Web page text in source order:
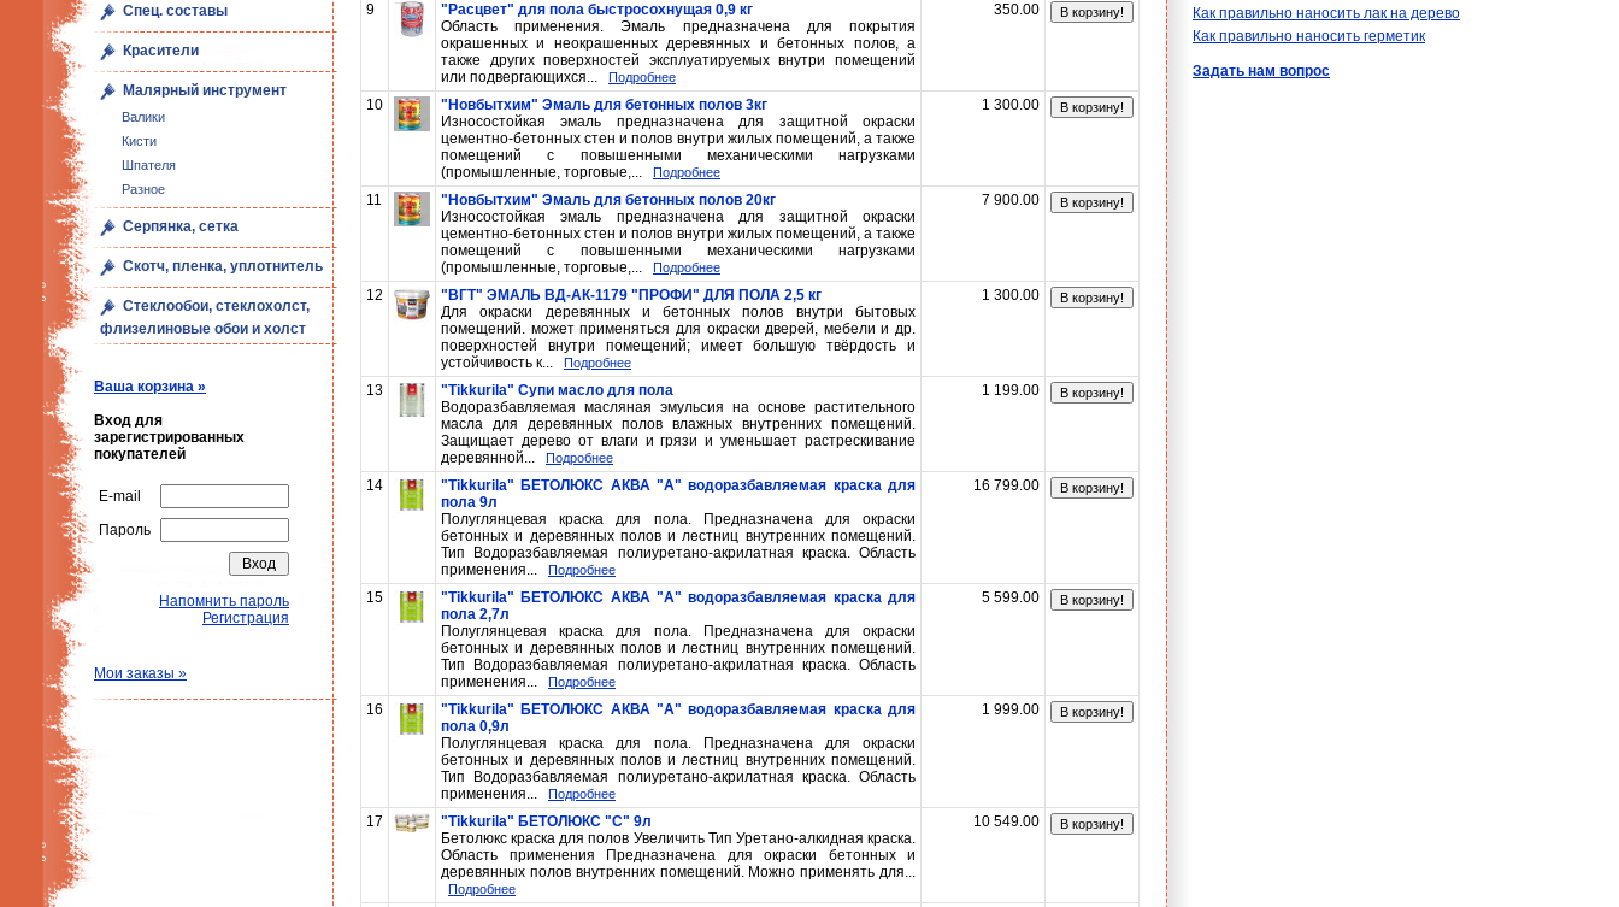
Спец. составы
Красители
Малярный инструмент
Валики
Кисти
Шпателя
Разное
Серпянка, сетка
Скотч, пленка, уплотнитель
Стеклообои, стеклохолст,
флизелиновые обои и холст
Ваша корзина »
Вход для
зарегистрированных
покупателей
E-mail
Пароль
Напомнить пароль
Регистрация
Мои заказы »
9
"Расцвет" для пола быстросохнущая 0,9 кг
Область применения. Эмаль предназначена для покрытия
окрашенных и неокрашенных деревянных и бетонных полов, а
также других поверхностей эксплуатируемых внутри помещений
или подвергающихся...
Подробнее
350.00 В корзину!
10
"Новбытхим" Эмаль для бетонных полов 3кг
Износостойкая эмаль предназначена для защитной окраски
цементно-бетонных стен и полов внутри жилых помещений, а также
помещений с повышенными механическими нагрузками
(промышленные, торговые,...
Подробнее
1 300.00 В корзину!
11
"Новбытхим" Эмаль для бетонных полов 20кг
Износостойкая эмаль предназначена для защитной окраски
цементно-бетонных стен и полов внутри жилых помещений, а также
помещений с повышенными механическими нагрузками
(промышленные, торговые,...
Подробнее
7 900.00 В корзину!
12
"ВГТ" ЭМАЛЬ ВД-АК-1179 "ПРОФИ" ДЛЯ ПОЛА 2,5 кг
Для окраски деревянных и бетонных полов внутри бытовых
помещений. может применяться для окраски дверей, мебели и др.
поверхностей внутри помещений; имеет большую твёрдость и
устойчивость к...
Подробнее
1 300.00 В корзину!
13
"Tikkurila" Супи масло для пола
Водоразбавляемая масляная эмульсия на основе растительного
масла для деревянных полов влажных внутренних помещений.
Защищает дерево от влаги и грязи и уменьшает растрескивание
деревянной...
Подробнее
1 199.00 В корзину!
14
"Tikkurila" БЕТОЛЮКС АКВА "А" водоразбавляемая краска для
пола 9л
Полуглянцевая краска для пола. Предназначена для окраски
бетонных и деревянных полов и лестниц внутренних помещений.
Тип Водоразбавляемая полиуретано-акрилатная краска. Область
применения...
Подробнее
16 799.00 В корзину!
15
"Tikkurila" БЕТОЛЮКС АКВА "А" водоразбавляемая краска для
пола 2,7л
Полуглянцевая краска для пола. Предназначена для окраски
бетонных и деревянных полов и лестниц внутренних помещений.
Тип Водоразбавляемая полиуретано-акрилатная краска. Область
применения...
Подробнее
5 599.00 В корзину!
16
"Tikkurila" БЕТОЛЮКС АКВА "А" водоразбавляемая краска для
пола 0,9л
Полуглянцевая краска для пола. Предназначена для окраски
бетонных и деревянных полов и лестниц внутренних помещений.
Тип Водоразбавляемая полиуретано-акрилатная краска. Область
применения...
Подробнее
1 999.00 В корзину!
17
"Tikkurila" БЕТОЛЮКС "С" 9л
Бетолюкс краска для полов Увеличить Тип Уретано-алкидная краска.
Область применения Предназначена для окраски бетонных и
деревянных полов внутренних помещений. Можно применять для...
Подробнее
10 549.00 В корзину!
Как правильно наносить лак на дерево
Как правильно наносить герметик
Задать нам вопрос